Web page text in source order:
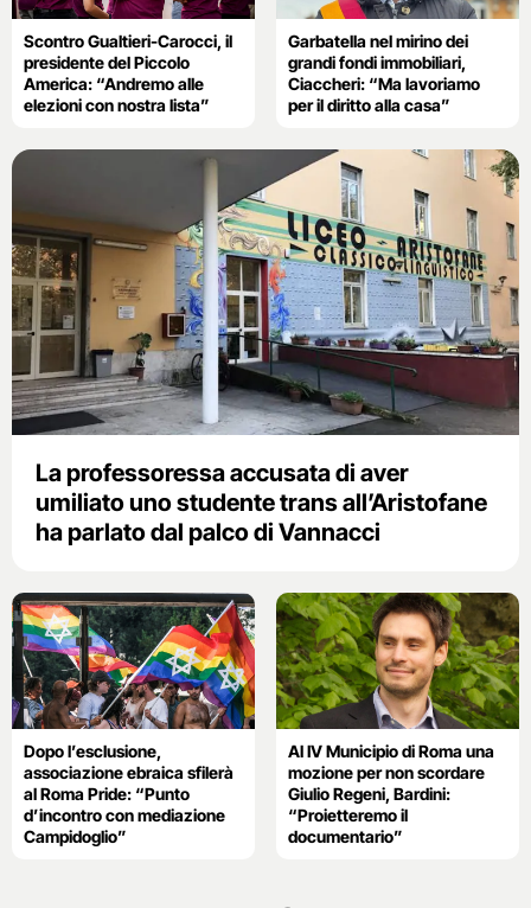
Scontro Gualtieri-Carocci, il
presidente del Piccolo
America: “Andremo alle
elezioni con nostra lista”
Garbatella nel mirino dei
grandi fondi immobiliari,
Ciaccheri: “Ma lavoriamo
per il diritto alla casa”
La professoressa accusata di aver
umiliato uno studente trans all’Aristofane
ha parlato dal palco di Vannacci
Dopo l’esclusione,
associazione ebraica sfilerà
al Roma Pride: “Punto
d’incontro con mediazione
Campidoglio”
Al IV Municipio di Roma una
mozione per non scordare
Giulio Regeni, Bardini:
“Proietteremo il
documentario”